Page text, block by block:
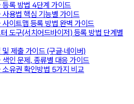
등록 방법 4단계 가이드
사용법 핵심 기능별 가이드
이트맵 등록 방법 완벽 가이드
도구(서치어드바이저) 등록 방법 단계별
제출 가이드 (구글·네이버)
인 문제, 종류별 대응 가이드
소유권 확인방법 5가지 비교